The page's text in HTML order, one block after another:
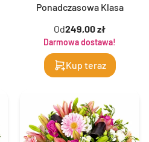
Ponadczasowa Klasa
Od249,00 zł
Darmowa dostawa!
Kup teraz